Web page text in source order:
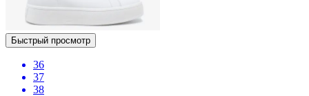
Быстрый просмотр
36
37
38